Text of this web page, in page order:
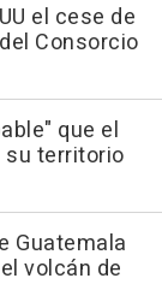
el cese de
Consorcio
que el
su territorio
Guatemala
volcán de